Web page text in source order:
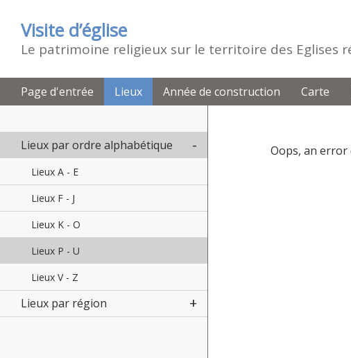
Visite d’église
Le patrimoine religieux sur le territoire des Eglises
Page d'entrée Lieux Année de construction Carte
Lieux par ordre alphabétique
Lieux A - E
Lieux F - J
Lieux K - O
Lieux P - U
Lieux V - Z
Lieux par région
Oops, an error